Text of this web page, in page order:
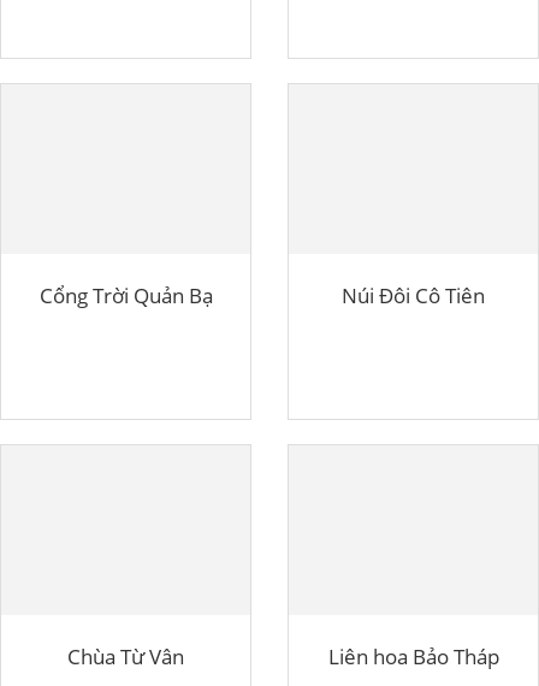
Cổng Trời Quản Bạ Núi Đôi Cô Tiên
Chùa Từ Vân Liên hoa Bảo Tháp